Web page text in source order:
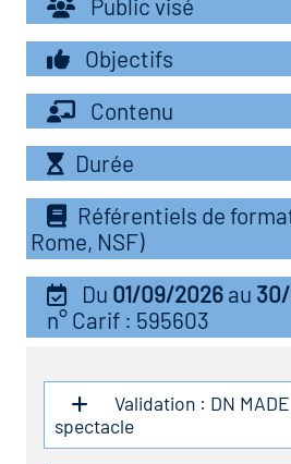
les métiers
clés métiers et
lieu d'information ou
des métiers en
de l'Economie
Solidaire (ESS)
du secteur sanitaire
emploi-formation
Public visé
Objectifs
Contenu
Durée
Référentiels de
Rome, NSF)
Du 01/09/2026 au
n° Carif : 595603
Validation : DN
spectacle